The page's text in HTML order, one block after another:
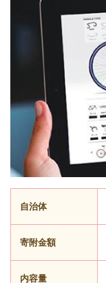
自治体
寄附金額
内容量